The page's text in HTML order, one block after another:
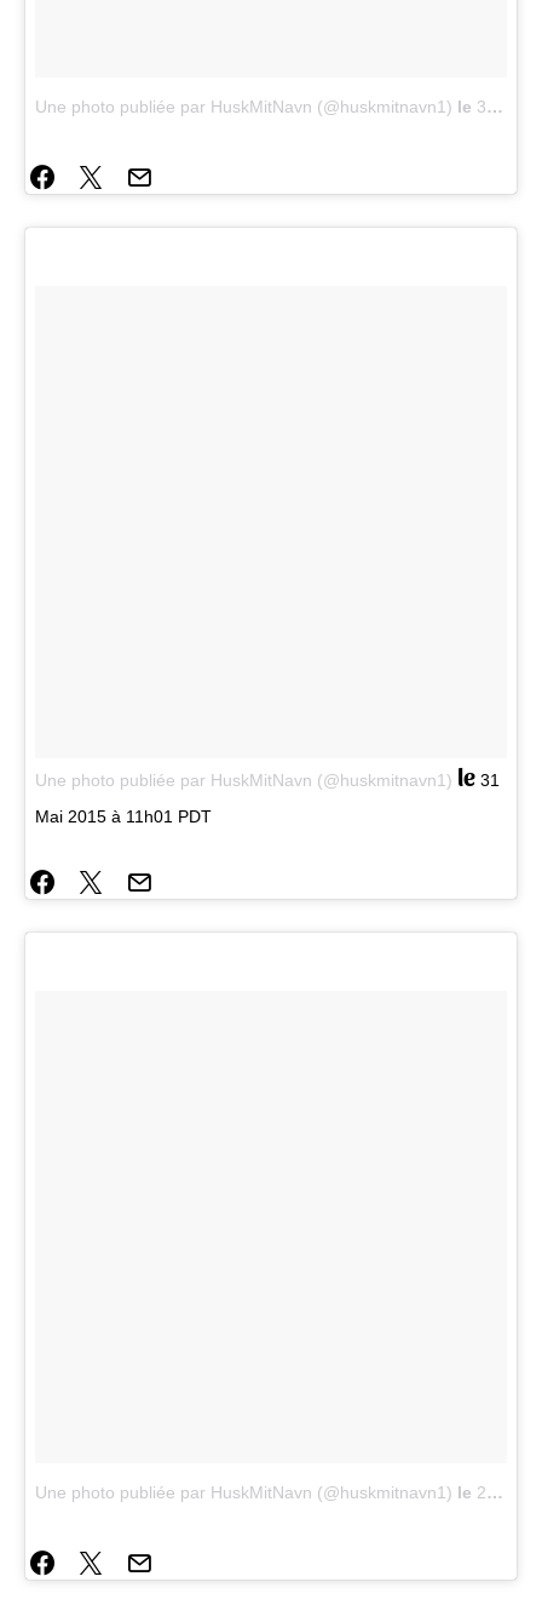
Une photo publiée par HuskMitNavn (@huskmitnavn1) le 3 Juin 2015 à 13h09 PDT
Une photo publiée par HuskMitNavn (@huskmitnavn1) le 31
Mai 2015 à 11h01 PDT
Une photo publiée par HuskMitNavn (@huskmitnavn1) le 27 Mai 2015 à 2h09 PDT